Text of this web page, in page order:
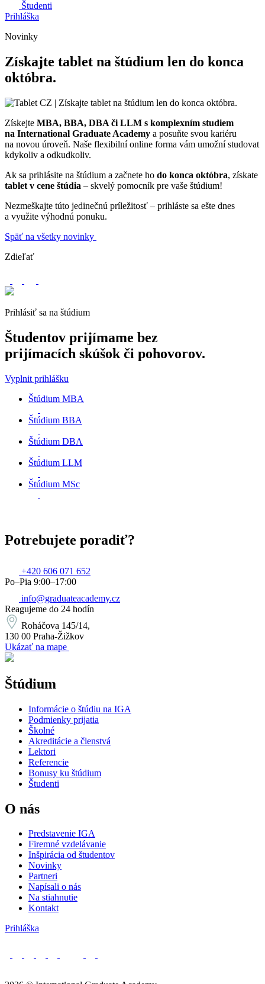
Študenti
Prihláška
Novinky
Získajte tablet na štúdium len do konca
októbra.
Získejte MBA, BBA, DBA či LLM s komplexním studiem
na International Graduate Academy a posuňte svou kariéru
na novou úroveň. Naše flexibilní online forma vám umožní studovat
kdykoliv a odkudkoliv.
Ak sa prihlásite na štúdium a začnete ho do konca októbra, získate
tablet v cene štúdia – skvelý pomocník pre vaše štúdium!
Nezmeškajte túto jedinečnú príležitosť – prihláste sa ešte dnes
a využite výhodnú ponuku.
Späť na všetky novinky
Zdieľať
Prihlásiť sa na štúdium
Študentov prijímame bez
prijímacích skúšok či pohovorov.
Vyplnit prihlášku
Štúdium MBA
Štúdium BBA
Štúdium DBA
Štúdium LLM
Štúdium MSc
Potrebujete poradiť?
+420 606 071 652
Po–Pia 9:00–17:00
info@graduateacademy.cz
Reagujeme do 24 hodín
Roháčova 145/14,
130 00 Praha-Žižkov
Ukázať na mape
Štúdium
Informácie o štúdiu na IGA
Podmienky prijatia
Školné
Akreditácie a členstvá
Lektori
Referencie
Bonusy ku štúdium
Študenti
O nás
Predstavenie IGA
Firemné vzdelávanie
Inšpirácia od študentov
Novinky
Partneri
Napísali o nás
Na stiahnutie
Kontakt
Prihláška